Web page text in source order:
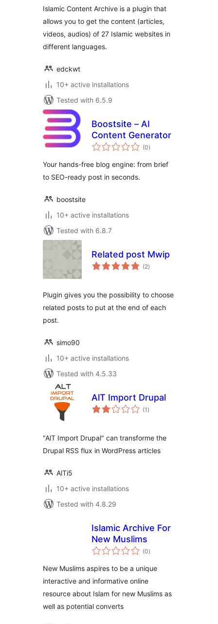
Islamic Content Archive is a plugin that
allows you to get the content (articles,
videos, audios) of 27 Islamic websites in
different languages.
edckwt
10+ active installations
Tested with 6.5.9
Boostsite – AI
Content Generator
(0total
ratings
)
Your hands-free blog engine: from brief
to SEO-ready post in seconds.
boostsite
10+ active installations
Tested with 6.8.7
Related post Mwip
(2total
ratings
)
Plugin gives you the possibility to choose
related posts to put at the end of each
post.
simo90
10+ active installations
Tested with 4.5.33
AlT Import Drupal
(1 total
ratings
)
"AlT Import Drupal" can transforme the
Drupal RSS flux in WordPress articles
AlTi5
10+ active installations
Tested with 4.8.29
Islamic Archive For
New Muslims
(0total
ratings
)
New Muslims aspires to be a unique
interactive and informative online
resource about Islam for new Muslims as
well as potential converts